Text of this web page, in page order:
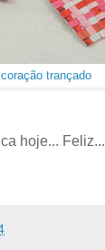
coração trançado
hoje... Feliz...